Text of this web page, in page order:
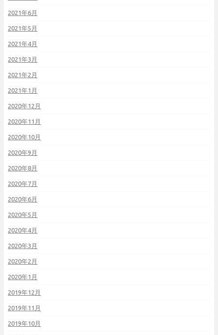
2021年6月
2021年5月
2021年4月
2021年3月
2021年2月
2021年1月
2020年12月
2020年11月
2020年10月
2020年9月
2020年8月
2020年7月
2020年6月
2020年5月
2020年4月
2020年3月
2020年2月
2020年1月
2019年12月
2019年11月
2019年10月